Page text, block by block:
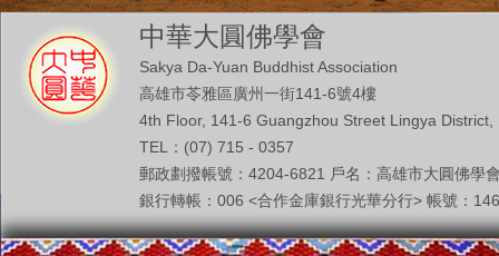
中華大圓佛學會
Sakya Da-Yuan Buddhist Association
高雄市苓雅區廣州一街141-6號4樓
4th Floor, 141-6 Guangzhou Street Lingya District,
TEL：(07) 715 - 0357
郵政劃撥帳號：4204-6821 戶名：高雄市大圓佛學
銀行轉帳：006 <合作金庫銀行光華分行> 帳號：